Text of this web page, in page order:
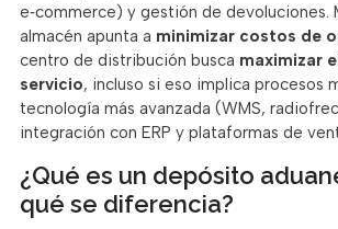
e‑commerce) y gestión de devoluciones.
almacén apunta a minimizar costos de
centro de distribución busca maximizar
servicio, incluso si eso implica procesos
tecnología más avanzada (WMS,
integración con ERP y plataformas de
¿Qué es un depósito
qué se diferencia?